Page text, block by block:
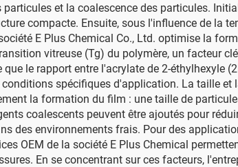
particules et la coalescence des particules.
compacte. Ensuite, sous l'influence de la
E Plus Chemical Co., Ltd. optimise la
vitreuse (Tg) du polymère, un facteur
que le rapport entre l'acrylate de 2-éthylhexyle
spécifiques d'application. La taille
la formation du film : une taille de
coalescents peuvent être ajoutés pour
des environnements frais. Pour des
OEM de la société E Plus Chemical
En se concentrant sur ces facteurs,